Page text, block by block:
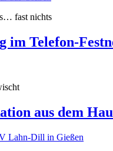
fast nichts
im Telefon-
aus dem